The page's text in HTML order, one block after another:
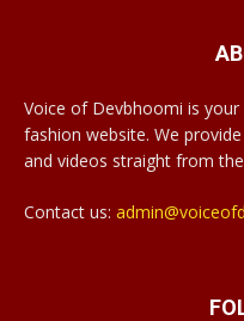
Voice of Devbhoomi is
fashion website. We
and videos straight from
Contact us: